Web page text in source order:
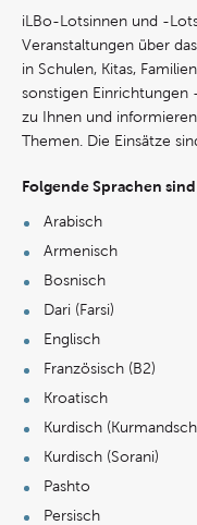
iLBo-Lotsinnen und -
Veranstaltungen über
in Schulen, Kitas,
sonstigen Einrichtungen
zu Ihnen und
Themen. Die Einsätze
Folgende Sprachen
Arabisch
Armenisch
Bosnisch
Dari (Farsi)
Englisch
Französisch (B2)
Kroatisch
Kurdisch
Kurdisch (Sorani)
Pashto
Persisch